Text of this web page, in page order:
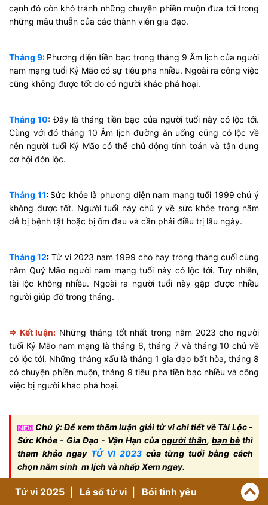
cạnh đó còn khó tránh những chuyện phiền muộn đưa tới trong
những mâu thuẫn của các thành viên gia đạo.
Tháng 9: Phương diện tiền bạc trong tháng 9 Âm lịch của người
nam mạng tuổi Kỷ Mão có sự tiêu pha nhiều. Ngoài ra công việc
cũng không được tốt do có người khác phá hoại.
Tháng 10: Đây là tháng tiền bạc của người tuổi này có lộc tới.
Cùng với đó tháng 10 Âm lịch đường ăn uống cũng có lộc về
nên người tuổi Kỷ Mão có thể chủ động tính toán và tận dụng
cơ hội đón lộc.
Tháng 11: Sức khỏe là phương diện nam mạng tuổi 1999 chú ý
không được tốt. Người tuổi này chú ý về sức khỏe trong năm
dễ bị bệnh tật hoặc bị ốm đau và cần phải điều trị lâu ngày.
Tháng 12: Tử vi 2023 nam 1999 cho hay trong tháng cuối cùng
năm Quý Mão người nam mạng tuổi này có lộc tới. Tuy nhiên,
tài lộc không nhiều. Ngoài ra người tuổi này gặp được nhiều
người giúp đỡ trong tháng.
=> Kết luận: Những tháng tốt nhất trong năm 2023 cho người
tuổi Kỷ Mão nam mạng là tháng 6, tháng 7 và tháng 10 chủ về
có lộc tới. Những tháng xấu là tháng 1 gia đạo bất hòa, tháng 8
có chuyện phiền muộn, tháng 9 tiêu pha tiền bạc nhiều và công
việc bị người khác phá hoại.
Chú ý: Để xem thêm luận giải tử vi chi tiết về Tài Lộc -
Sức Khỏe - Gia Đạo - Vận Hạn của người thân, bạn bè thì
tham khảo ngay TỬ VI 2023 của từng tuổi bằng cách
chọn năm sinh m lịch và nhấp Xem ngay.
Tử vi 2025 Lá số tử vi Bói tình yêu